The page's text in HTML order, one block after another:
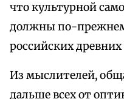
что культурной
должны по-
российских
Из мыслителей,
дальше всех от